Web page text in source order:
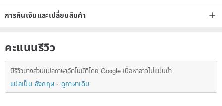
การคืนเงินและเปลี่ยนสินค้า
คะแนนรีวิว
มีรีวิวบางส่วนแปลภาษาอัตโนมัติโดย Google เนื้อหาอาจไม่แม่นยำ
แปลเป็น อังกฤษ
ดูภาษาเดิม